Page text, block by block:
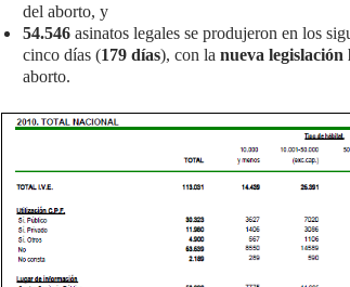
del aborto, y
54.546 asinatos legales se produjeron en los
cinco días (179 días), con la nueva
aborto.